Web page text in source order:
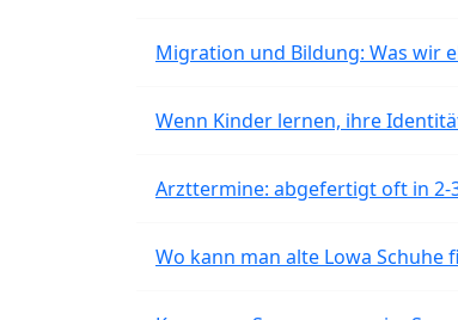
Migration und Bildung: Was wir
Wenn Kinder lernen, ihre
Arzttermine: abgefertigt oft in 2-
Wo kann man alte Lowa Schuhe